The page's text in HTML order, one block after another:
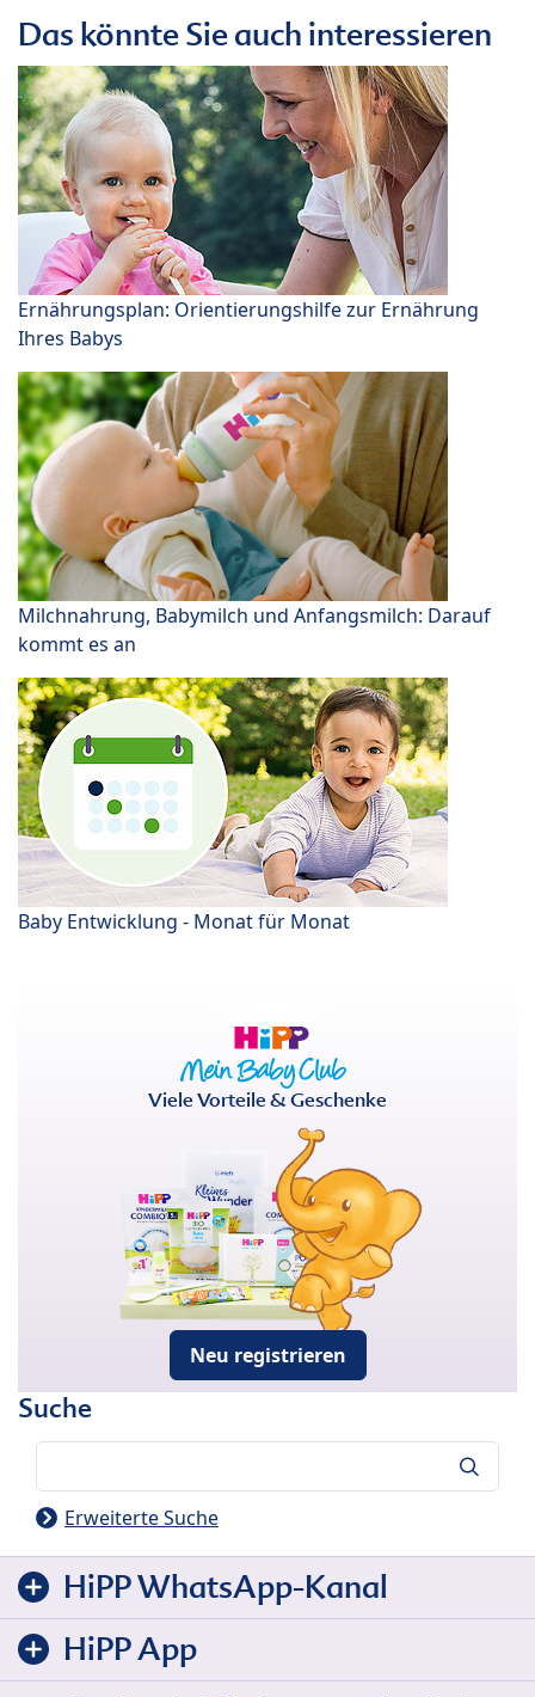
Das könnte Sie auch interessieren
Ernährungsplan: Orientierungshilfe zur Ernährung
Ihres Babys
Milchnahrung, Babymilch und Anfangsmilch: Darauf
kommt es an
Baby Entwicklung - Monat für Monat
Viele Vorteile & Geschenke
Neu registrieren
Suche
Erweiterte Suche
HiPP WhatsApp-Kanal
HiPP App